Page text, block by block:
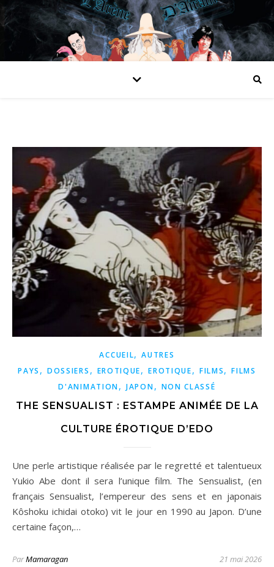
ACCUEIL,AUTRES
PAYS , DOSSIERS , EROTIQUE,EROTIQUE, FILMS,FILMS
D'ANIMATION,JAPON, NON CLASSÉ
THE SENSUALIST : ESTAMPE ANIMÉE DE LA
CULTURE ÉROTIQUE D’EDO
Une perle artistique réalisée par le regretté et talentueux
Yukio Abe dont il sera l’unique film. The Sensualist, (en
français Sensualist, l’empereur des sens et en japonais
Kôshoku ichidai otoko) vit le jour en 1990 au Japon. D’une
certaine façon,…
ParMamaragan 21 mai 2026